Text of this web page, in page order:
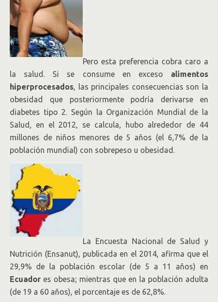
Pero esta preferencia cobra caro a
la salud. Si se consume en exceso alimentos
hiperprocesados, las principales consecuencias son la
obesidad que posteriormente podría derivarse en
diabetes tipo 2. Según la Organización Mundial de la
Salud, en el 2012, se calcula, hubo alrededor de 44
millones de niños menores de 5 años (el 6,7% de la
población mundial) con sobrepeso u obesidad.
La Encuesta Nacional de Salud y
Nutrición (Ensanut), publicada en el 2014, afirma que el
29,9% de la población escolar (de 5 a 11 años) en
Ecuador es obesa; mientras que en la población adulta
(de 19 a 60 años), el porcentaje es de 62,8%.